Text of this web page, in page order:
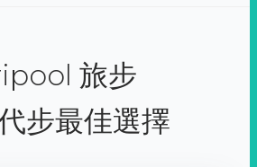
旅步
步最佳選擇